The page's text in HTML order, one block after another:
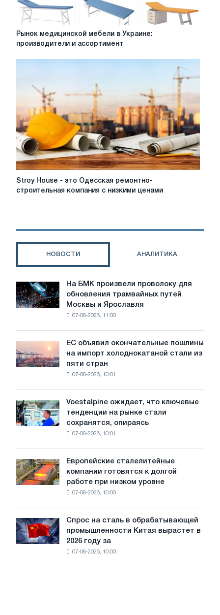
Рынок
в
ассортимент
Рынок медицинской мебели в Украине:
производители и ассортимент
Stroy
House
ремонтно-
низкими
Stroy House - это Одесская ремонтно-
строительная компания с низкими ценами
НОВОСТИ АНАЛИТИКА
На
БМК
произвели
трамвайных
путей
Москвы
Ярославля
На БМК произвели проволоку для
обновления трамвайных путей
Москвы и Ярославля
07-08-2026, 11:00
объявил
окончательные
холоднокатаной
стали
из
стран
ЕС объявил окончательные пошлины
на импорт холоднокатаной стали из
пяти стран
07-08-2026, 10:01
Voestalpine
ожидает,
что
рынке
стали
сохранятся,
на
диверсификацию
Voestalpine ожидает, что ключевые
тенденции на рынке стали
сохранятся, опираясь
07-08-2026, 10:01
Европейские
сталелитейные
компании
работе
при
низком
воды
Европейские сталелитейные
компании готовятся к долгой
работе при низком уровне
07-08-2026, 10:00
Спрос
на
сталь
Спрос на сталь в обрабатывающей
промышленности Китая вырастет в
2026 году за
07-08-2026, 10:00